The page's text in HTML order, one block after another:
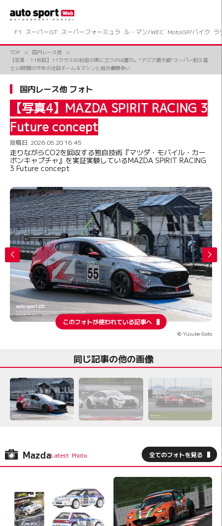
ツ
F1 スーパーGT スーパーフォーミュラ ル・マン/WEC MotoGP/バイク ラ
TOP
国内レース他
【写真・11枚目】11クラス60台超の頂に立つのは誰か。“アジア最大級”スーパー耐久富
士24時間の今年の注目チーム＆マシンと総合優勝争い
国内レース他 フォト
【写真4】MAZDA SPIRIT RACING 3
Future concept
投稿日: 2026.05.20 16:45
走りながらCO2を回収する独自技術『マツダ・モバイル・カー
ボンキャプチャ』を実証実験しているMAZDA SPIRIT RACING
3 Future concept
このフォトが使われている記事へ
© Yusuke Goto
同じ記事の他の画像
Mazda 全てのフォトを見る